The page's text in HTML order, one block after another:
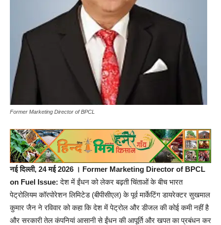
Former Marketing Director of BPCL
नई दिल्ली, 24 मई 2026 । Former Marketing Director of BPCL
on Fuel Issue: देश में ईंधन को लेकर बढ़ती चिंताओं के बीच भारत
पेट्रोलियम कॉरपोरेशन लिमिटेड (बीपीसीएल) के पूर्व मार्केटिंग डायरेक्टर सुखमाल
कुमार जैन ने रविवार को कहा कि देश में पेट्रोल और डीजल की कोई कमी नहीं है
और सरकारी तेल कंपनियां आसानी से ईंधन की आपूर्ति और खपत का प्रबंधन कर